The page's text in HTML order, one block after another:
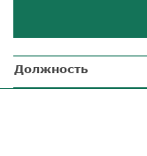
Должность